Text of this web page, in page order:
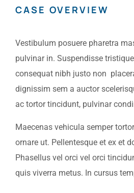
CASE OVERVIEW
Vestibulum posuere pharetra
pulvinar in. Suspendisse
consequat nibh justo non
dignissim sem a auctor
ac tortor tincidunt, pulvinar
Maecenas vehicula semper
ornare ut. Pellentesque et ex et
Phasellus vel orci vel orci
quis viverra metus. In cursus